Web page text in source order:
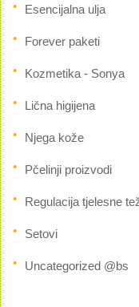
Esencijalna ulja
Forever paketi
Kozmetika - Sonya
Lična higijena
Njega kože
Pčelinji proizvodi
Regulacija tjelesne
Setovi
Uncategorized @bs